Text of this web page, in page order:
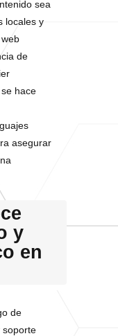
sea
locales y
de
hace
asegurar
y
en
de
soporte